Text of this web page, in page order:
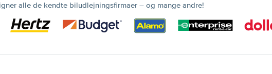
alle de kendte biludlejningsfirmaer – og mange andre!